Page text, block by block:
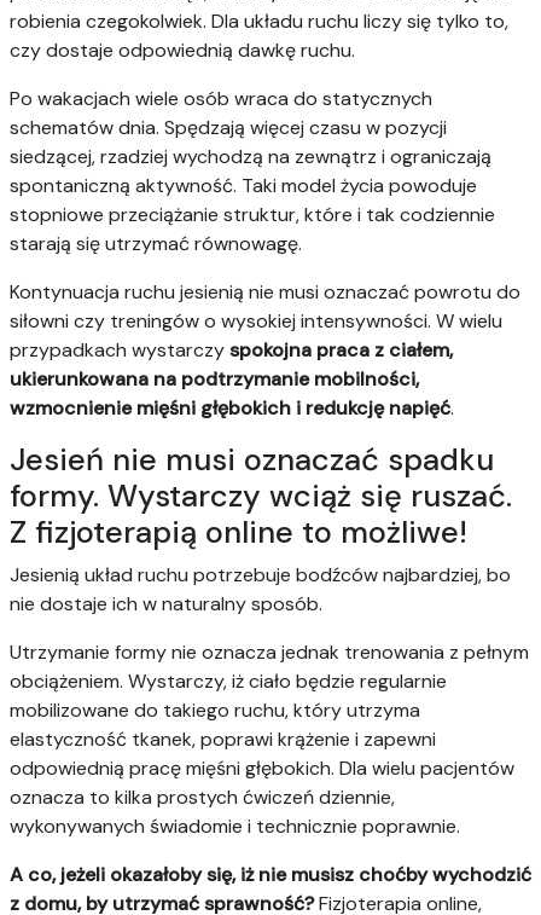
robienia czegokolwiek. Dla układu ruchu liczy się tylko to,
czy dostaje odpowiednią dawkę ruchu.
Po wakacjach wiele osób wraca do statycznych
schematów dnia. Spędzają więcej czasu w pozycji
siedzącej, rzadziej wychodzą na zewnątrz i ograniczają
spontaniczną aktywność. Taki model życia powoduje
stopniowe przeciążanie struktur, które i tak codziennie
starają się utrzymać równowagę.
Kontynuacja ruchu jesienią nie musi oznaczać powrotu do
siłowni czy treningów o wysokiej intensywności. W wielu
przypadkach wystarczyspokojna praca z ciałem,
ukierunkowana na podtrzymanie mobilności,
wzmocnienie mięśni głębokich i redukcję napięć.
Jesień nie musi oznaczać spadku
formy. Wystarczy wciąż się ruszać.
Z fizjoterapią online to możliwe!
Jesienią układ ruchu potrzebuje bodźców najbardziej, bo
nie dostaje ich w naturalny sposób.
Utrzymanie formy nie oznacza jednak trenowania z pełnym
obciążeniem. Wystarczy, iż ciało będzie regularnie
mobilizowane do takiego ruchu, który utrzyma
elastyczność tkanek, poprawi krążenie i zapewni
odpowiednią pracę mięśni głębokich. Dla wielu pacjentów
oznacza to kilka prostych ćwiczeń dziennie,
wykonywanych świadomie i technicznie poprawnie.
A co, jeżeli okazałoby się, iż nie musisz choćby wychodzić
z domu, by utrzymać sprawność?Fizjoterapia online,